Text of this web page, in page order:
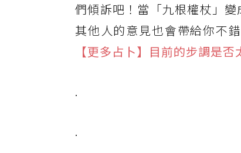
們傾訴吧！當「九根權杖」
其他人的意見也會帶給你不
【更多占卜】目前的步調是
.
.